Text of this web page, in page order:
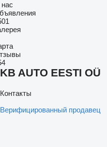
KB AUTO EESTI OÜ
Контакты
Верифицированный продавец